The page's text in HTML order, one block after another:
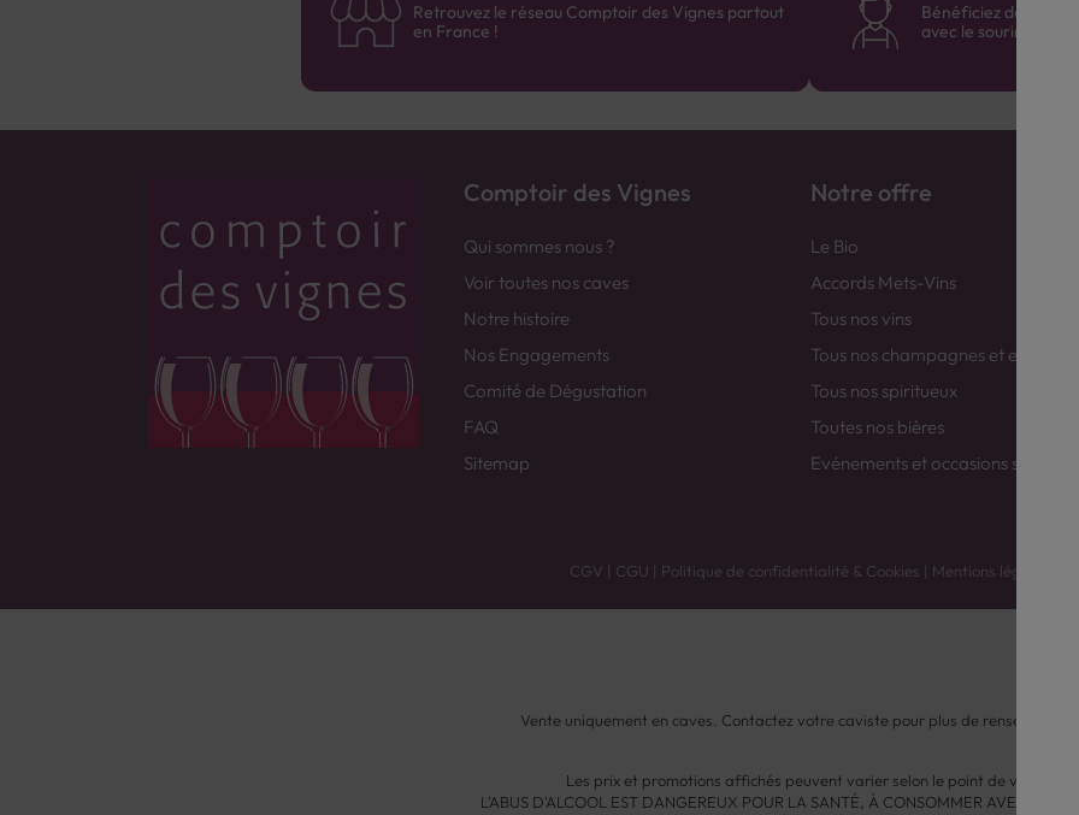
Retrouvez le réseau Comptoir des Vignes partout
en France !
Bénéficiez de
avec le sourire :)
Comptoir des Vignes
Qui sommes nous ?
Voir toutes nos caves
Notre histoire
Nos Engagements
Comité de Dégustation
FAQ
Sitemap
Notre offre
Le Bio
Accords Mets-Vins
Tous nos vins
Tous nos champagnes et
Tous nos spiritueux
Toutes nos bières
Evénements et occasions spéciales
CGV | CGU | Politique de confidentialité & Cookies | Mentions légales
Vente uniquement en caves. Contactez votre caviste pour plus de
Les prix et promotions affichés peuvent varier selon le point de vente.
L'ABUS D'ALCOOL EST DANGEREUX POUR LA SANTÉ, À CONSOMMER AVEC